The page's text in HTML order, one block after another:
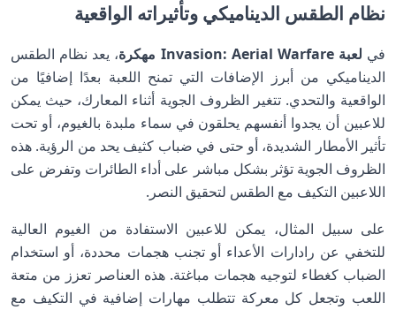
نظام الطقس الديناميكي وتأثيراته الواقعية
في لعبة Invasion: Aerial Warfare مهكرة
، يعد نظام الطقس
الديناميكي من أبرز الإضافات التي تمنح اللعبة بعدًا إضافيًا من
الواقعية والتحدي. تتغير الظروف الجوية أثناء المعارك، حيث يمكن
للاعبين أن يجدوا أنفسهم يحلقون في سماء ملبدة بالغيوم، أو تحت
تأثير الأمطار الشديدة، أو حتى في ضباب كثيف يحد من الرؤية. هذه
الظروف الجوية تؤثر بشكل مباشر على أداء الطائرات وتفرض على
اللاعبين التكيف مع الطقس لتحقيق النصر.
على سبيل المثال، يمكن للاعبين الاستفادة من الغيوم العالية
للتخفي عن رادارات الأعداء أو تجنب هجمات محددة، أو استخدام
الضباب كغطاء لتوجيه هجمات مباغتة. هذه العناصر تعزز من متعة
اللعب وتجعل كل معركة تتطلب مهارات إضافية في التكيف مع